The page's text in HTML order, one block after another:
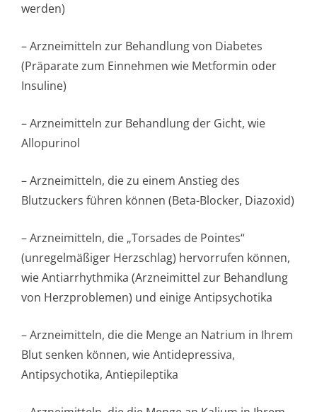
werden)
– Arzneimitteln zur Behandlung von Diabetes
(Präparate zum Einnehmen wie Metformin oder
Insuline)
– Arzneimitteln zur Behandlung der Gicht, wie
Allopurinol
– Arzneimitteln, die zu einem Anstieg des
Blutzuckers führen können (Beta-Blocker, Diazoxid)
– Arzneimitteln, die „Torsades de Pointes“
(unregelmäßiger Herzschlag) hervorrufen können,
wie Antiarrhythmika (Arzneimittel zur Behandlung
von Herzproblemen) und einige Antipsychotika
– Arzneimitteln, die die Menge an Natrium in Ihrem
Blut senken können, wie Antidepressiva,
Antipsychotika, Antiepileptika